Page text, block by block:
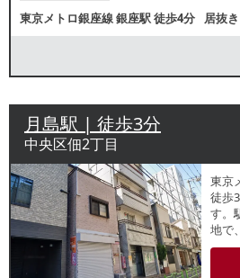
東京メトロ銀座線銀座駅徒歩4分 居抜き
月島駅 | 徒歩3分
中央区佃2丁目
東京
徒歩
す。
地で
点在
物